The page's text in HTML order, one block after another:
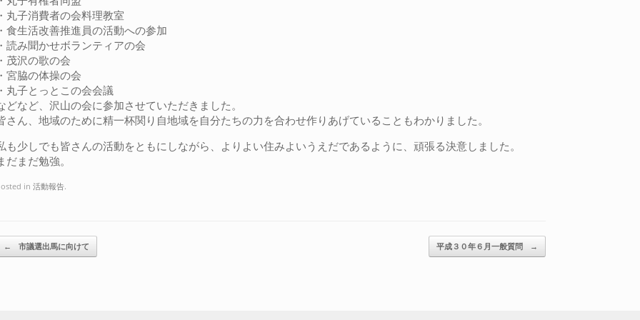
丸子消費者の会料理教室
食生活改善推進員の活動への参加
読み聞かせボランティアの会
茂沢の歌の会
宮脇の体操の会
丸子とっとこの会会議
どなど、沢山の会に参加させていただきました。
さん、地域のために精一杯関り自地域を自分たちの力を合わせ作りあげていることもわかりました。
も少しでも皆さんの活動をともにしながら、よりよい住みよいうえだであるように、頑張る決意しました。
だまだ勉強。
in活動報告.
navigation
← 市議選出馬に向けて 平成３０年６月一般質問 →